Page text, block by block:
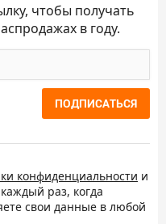
чтобы получать
в году.
ПОДПИСАТЬСЯ
конфиденциальности и
каждый раз, когда
свои данные в любой